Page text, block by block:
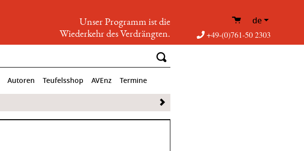
Unser Programm ist die
Wiederkehr des Verdrängten.
de
+49-(0)761-50 2303
Autoren Teufelsshop AVEnz Termine